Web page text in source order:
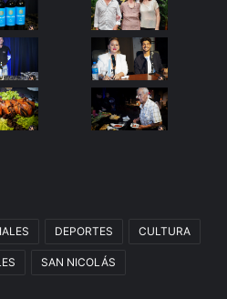
DEPORTES CULTURA
SAN NICOLÁS